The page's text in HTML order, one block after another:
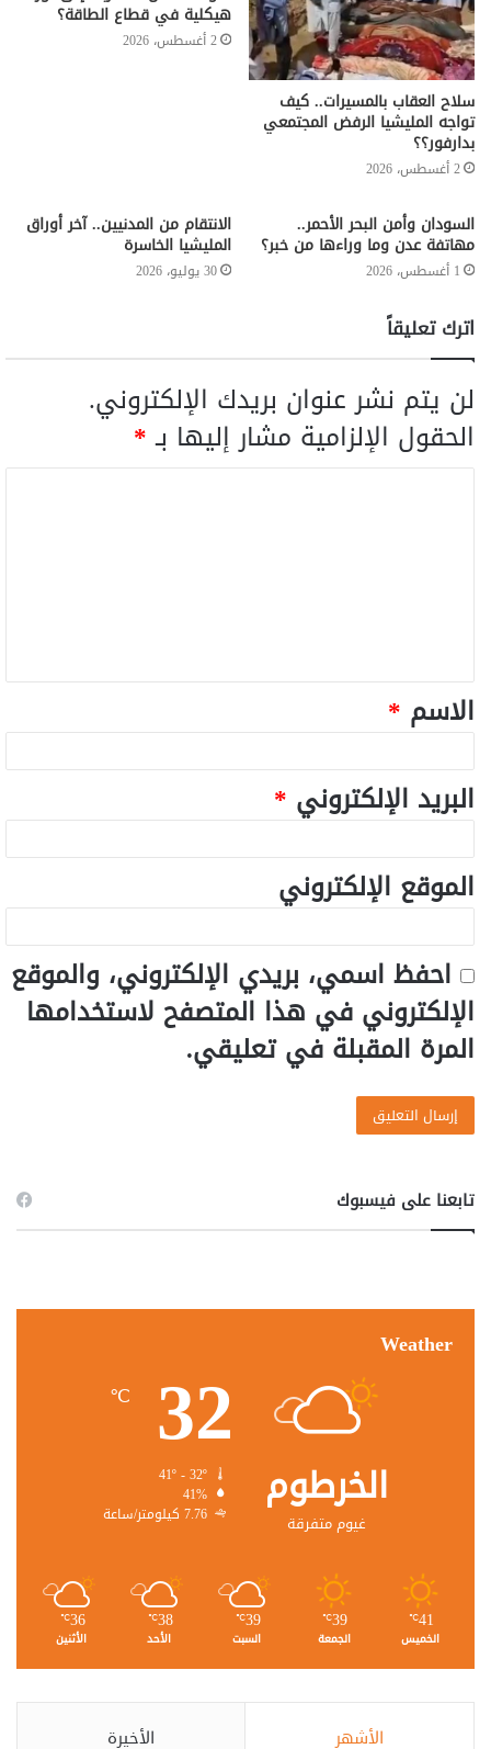
سلاح العقاب بالمسيرات.. كيف
تواجه المليشيا الرفض المجتمعي
بدارفور؟؟
2 أغسطس، 2026
هيكلية في قطاع الطاقة؟
2 أغسطس، 2026
السودان وأمن البحر الأحمر..
مهاتفة عدن وما وراءها من خبر؟
1 أغسطس، 2026
الانتقام من المدنيين.. آخر أوراق
المليشيا الخاسرة
30 يوليو، 2026
اترك تعليقاً
لن يتم نشر عنوان بريدك الإلكتروني.
الحقول الإلزامية مشار إليها بـ*
الاسم *
البريد الإلكتروني *
الموقع الإلكتروني
احفظ اسمي، بريدي الإلكتروني، والموقع
الإلكتروني في هذا المتصفح لاستخدامها
المرة المقبلة في تعليقي.
تابعنا على فيسبوك
Weather
الخرطوم
غيوم متفرقة
32
℃
41%
7.76 كيلومتر/ساعة
41
℃
الخميس
39
℃
الجمعة
39
℃
السبت
38
℃
الأحد
36
℃
الأثنين
الأشهر الأخيرة